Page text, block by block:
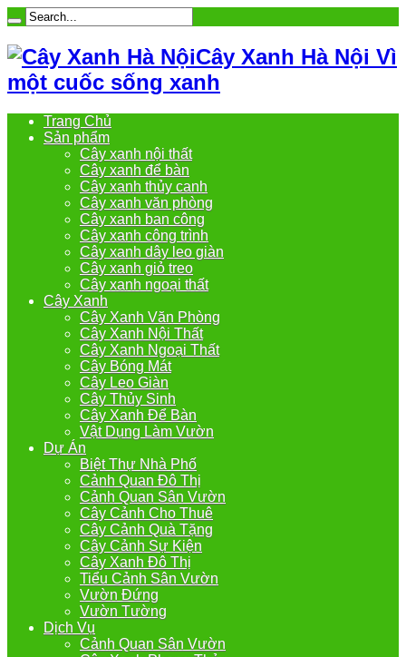
Cây Xanh Hà Nội Vì
một cuốc sống xanh
Trang Chủ
Sản phẩm
Cây xanh nội thất
Cây xanh để bàn
Cây xanh thủy canh
Cây xanh văn phòng
Cây xanh ban công
Cây xanh công trình
Cây xanh dây leo giàn
Cây xanh giỏ treo
Cây xanh ngoại thất
Cây Xanh
Cây Xanh Văn Phòng
Cây Xanh Nội Thất
Cây Xanh Ngoại Thất
Cây Bóng Mát
Cây Leo Giàn
Cây Thủy Sinh
Cây Xanh Để Bàn
Vật Dụng Làm Vườn
Dự Án
Biệt Thự Nhà Phố
Cảnh Quan Đô Thị
Cảnh Quan Sân Vườn
Cây Cảnh Cho Thuê
Cây Cảnh Quà Tặng
Cây Cảnh Sự Kiện
Cây Xanh Đô Thị
Tiểu Cảnh Sân Vườn
Vườn Đứng
Vườn Tường
Dịch Vụ
Cảnh Quan Sân Vườn